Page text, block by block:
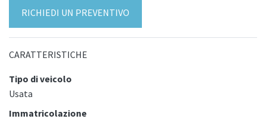
RICHIEDI UN PREVENTIVO
CARATTERISTICHE
Tipo di veicolo
Usata
Immatricolazione